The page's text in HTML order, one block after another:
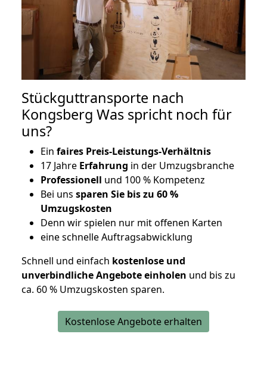
Stückguttransporte nach
Kongsberg Was spricht noch für
uns?
Ein faires Preis-Leistungs-Verhältnis
17 Jahre Erfahrung in der Umzugsbranche
Professionell und 100 % Kompetenz
Bei uns sparen Sie bis zu 60 %
Umzugskosten
Denn wir spielen nur mit offenen Karten
eine schnelle Auftragsabwicklung
Schnell und einfach kostenlose und
unverbindliche Angebote einholen und bis zu
ca. 60 % Umzugskosten sparen.
Kostenlose Angebote erhalten